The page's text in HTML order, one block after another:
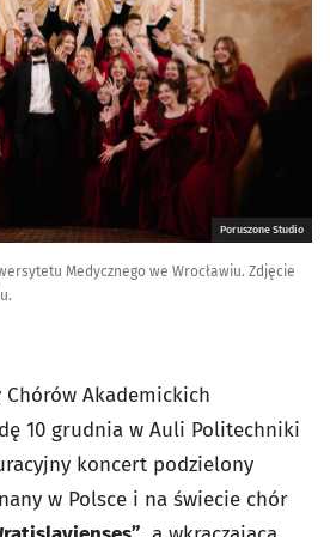
Poruszone Studio
Medycznego we Wrocławiu. Zdjęcie
Akademickich
10 grudnia w Auli Politechniki
koncert podzielony
w Polsce i na świecie chór